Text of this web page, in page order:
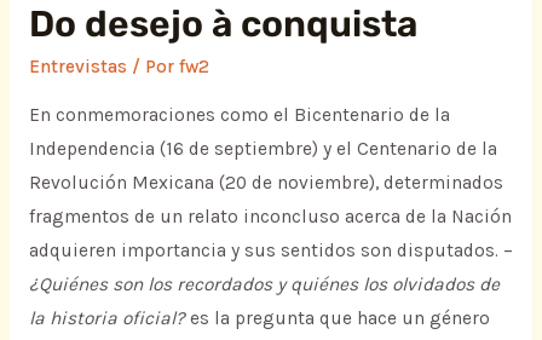
Do desejo à conquista
Entrevistas / Por fw2
En conmemoraciones como el Bicentenario de la
Independencia (16 de septiembre) y el Centenario de la
Revolución Mexicana (20 de noviembre), determinados
fragmentos de un relato inconcluso acerca de la Nación
adquieren importancia y sus sentidos son disputados. –
¿Quiénes son los recordados y quiénes los olvidados de
la historia oficial?es la pregunta que hace un género